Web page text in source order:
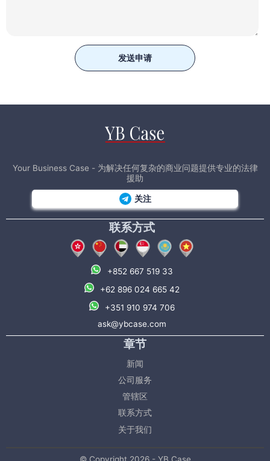
发送申请
Your Business Case - 为解决任何复杂的商业问题提供专业的法律
援助
关注
联系方式
+852 667 519 33
+62 896 024 665 42
+351 910 974 706
ask@ybcase.com
章节
新闻
公司服务
管辖区
联系方式
关于我们